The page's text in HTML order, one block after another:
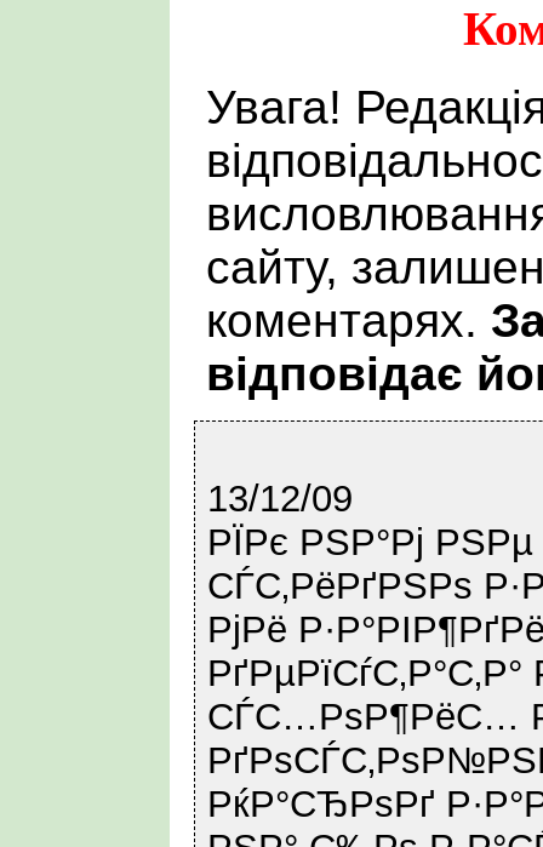
Увага!
сайту,
коментарях.
відповідає
13/12/09
РЇРє РЅР°Рј
СЃС‚РёРґРЅРѕ
РјРё
СЃС…РѕР¶РёС…
РќР°СЂРѕРґ